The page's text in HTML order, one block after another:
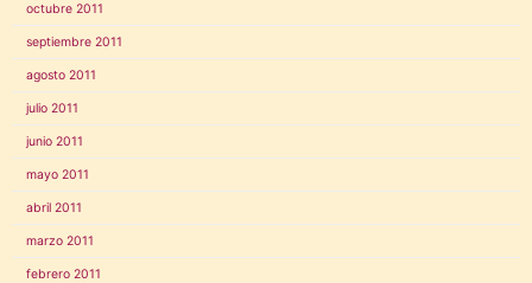
octubre 2011
septiembre 2011
agosto 2011
julio 2011
junio 2011
mayo 2011
abril 2011
marzo 2011
febrero 2011